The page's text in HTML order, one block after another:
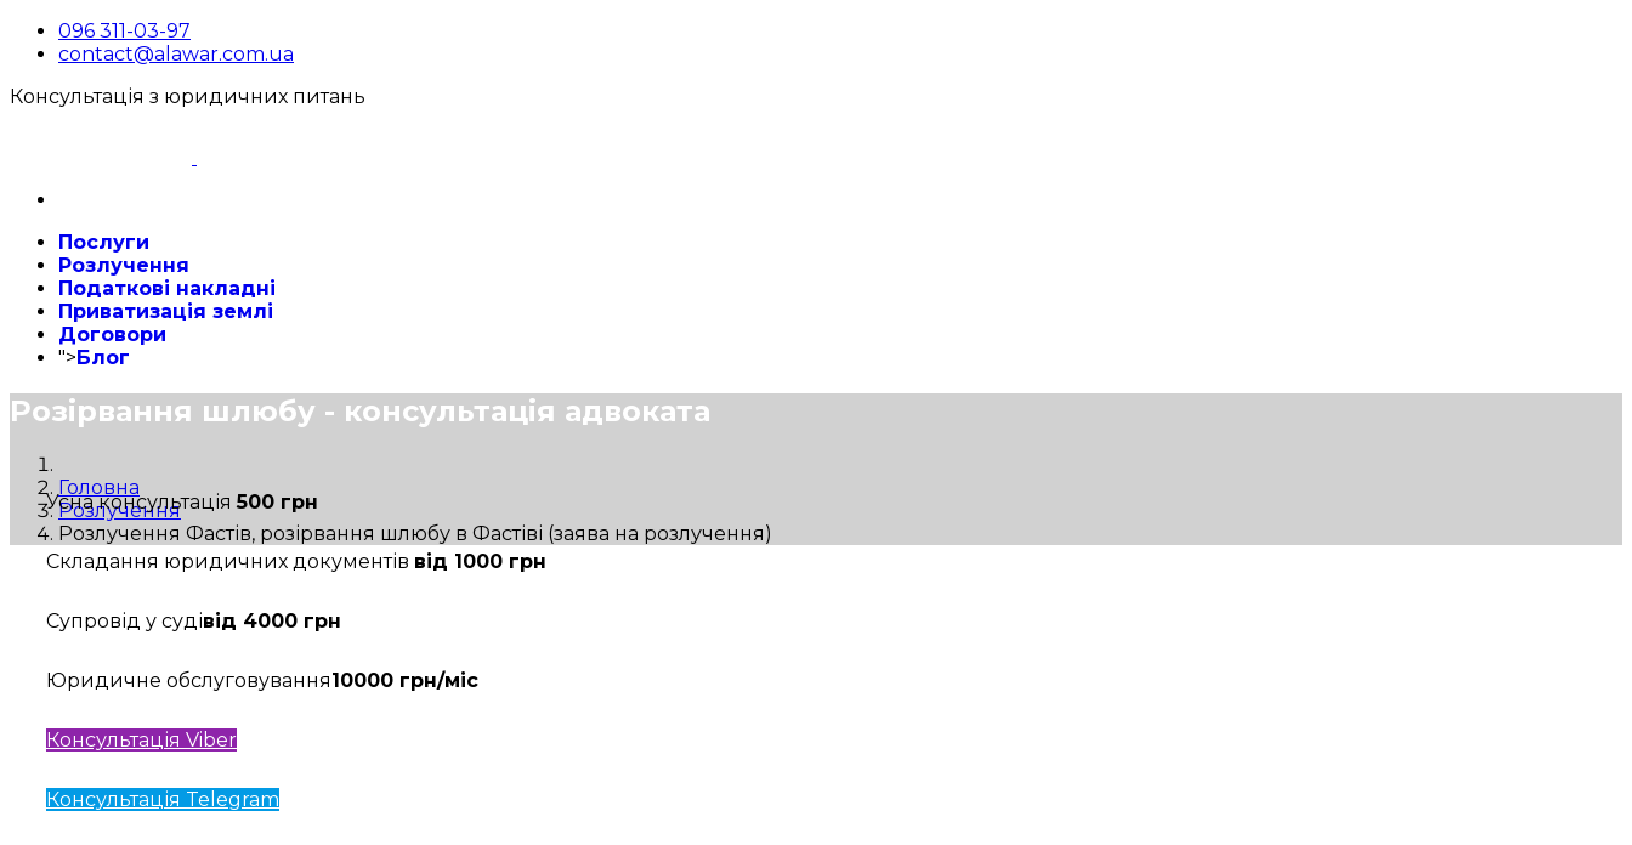
096 311-03-97
contact@alawar.com.ua
Консультація з юридичних питань
Послуги
Розлучення
Податкові накладні
Приватизація землі
Договори
">Блог
Розірвання шлюбу - консультація адвоката
Головна
Розлучення
Розлучення Фастів, розірвання шлюбу в Фастіві (заява на розлучення)
Усна консультація500 грн
Складання юридичних документів від 1000 грн
Супровід у судівід 4000 грн
Юридичне обслуговування10000 грн/міс
Консультація Viber
Консультація Telegram